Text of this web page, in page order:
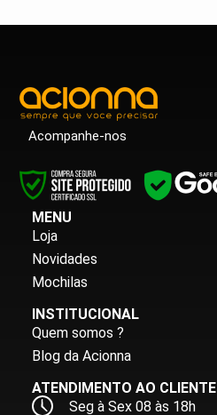
Acompanhe-nos
MENU
Loja
Novidades
Mochilas
INSTITUCIONAL
Quem somos ?
Blog da Acionna
ATENDIMENTO AO CLIENTE
Seg à Sex 08 às 18h